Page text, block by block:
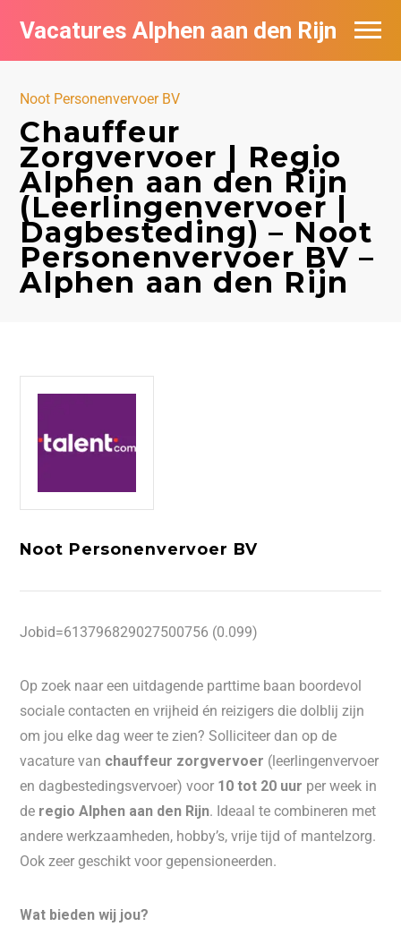
Vacatures Alphen aan den Rijn
Noot Personenvervoer BV
Chauffeur
Zorgvervoer | Regio
Alphen aan den Rijn
(Leerlingenvervoer |
Dagbesteding) – Noot
Personenvervoer BV –
Alphen aan den Rijn
Noot Personenvervoer BV
Jobid=613796829027500756 (0.099)
Op zoek naar een uitdagende parttime baan boordevol
sociale contacten en vrijheidén reizigers die dolblij zijn
om jou elke dag weer te zien? Solliciteer dan op de
vacature van chauffeur zorgvervoer (leerlingenvervoer
en dagbestedingsvervoer) voor 10 tot 20 uur per week in
de regioAlphen aan den Rijn. Ideaal te combineren met
andere werkzaamheden, hobby’s, vrije tijd of mantelzorg.
Ook zeer geschikt voor gepensioneerden.
Wat bieden wij jou?
Vacatures per bedrijf in Alphen aan den
De populairste vacatures in Alphen aan
den Rijn